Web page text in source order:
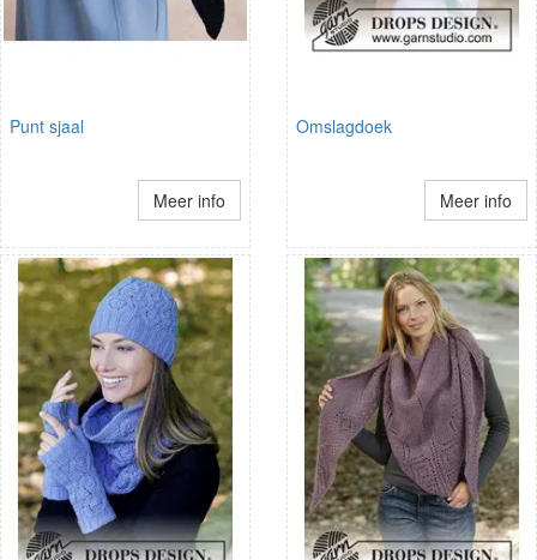
Punt sjaal
Meer info
Omslagdoek
Meer info